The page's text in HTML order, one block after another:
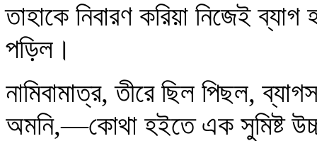
তাহাকে নিবারণ করিয়া নিজেই ব্যাগ
পড়িল।
নামিবামাত্র, তীরে ছিল পিছল,
অমনি,—কোথা হইতে এক সুমিষ্ট